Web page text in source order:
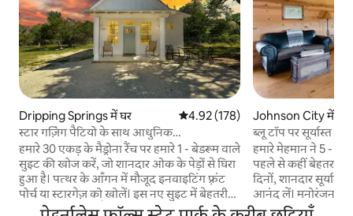
Dripping Springs में घर औसत रेटिंग 5 में से 4.92, 178 समीक्षाएँ
4.92 (178)
स्टार गज़िंग पैटियो के साथ आधुनिक
"कार्मेन"फ़ार्महाउस।
हमारे 30 एकड़ के मैड्रोना रैंच पर हमारे 1 - बेडरूम वाले
सुइट की खोज करें, जो शानदार ओक के पेड़ों से घिरा
हुआ है। पत्थर के आँगन में मौजूद इनवाइटिंग फ़्रंट
पोर्च या स्टारगेज़ को खोलें। इस नए सुइट में बेहतरीन
फ़िनिश की सुविधा है, जिसमें कस्टम कैबिनेट, वॉल्ट
Johnson City में
ब्लू टॉप पर सूर्यास्त
केबिन
हमारे मेहमान ने 5 -
पहले से कहीं बेहतर है!
दिनों, शानदार सूर्यास्त
आनंद लें। मनोरंजन
मौजूद वाइनरी,